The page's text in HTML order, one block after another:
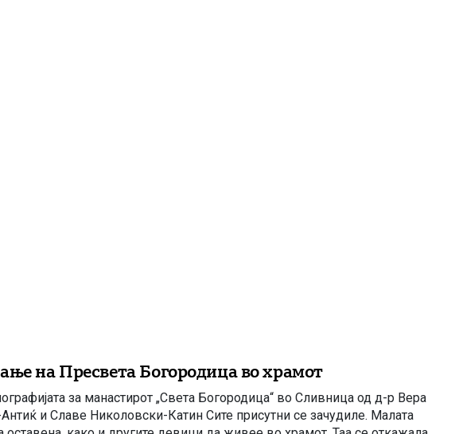
на Пресвета Богородица во храмот
за манастирот „Света Богородица“ во Сливница од д-р Вера
Антиќ и Славе Николовски-Катин Сите присутни се зачудиле. Малата